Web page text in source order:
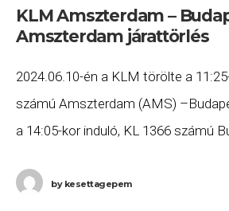
KLM Amszterdam –
Amszterdam járattörlés
2024.06.10-én a KLM törölte a
számú Amszterdam (AMS)
a 14:05-kor induló, KL 1366 számú
bykesettagepem